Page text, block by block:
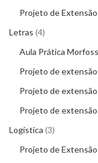
Projeto de
Letras 4
Aula Prática
Projeto de
Projeto de
Projeto de
Logística 3
Projeto de